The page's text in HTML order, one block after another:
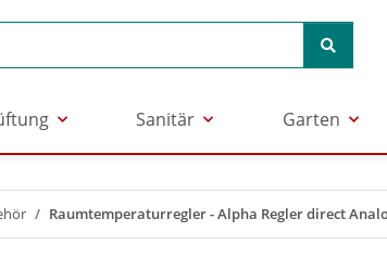
Sanitär Garten
Raumtemperaturregler - Alpha Regler direct